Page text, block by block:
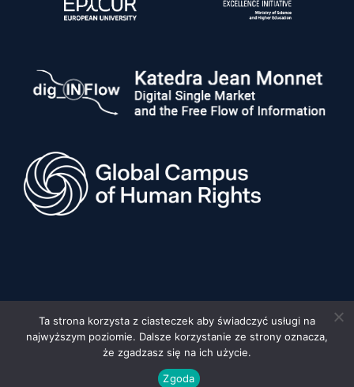
© 2026 Uniwersytet im. Adama Mickiewicza w Poznaniu, Wydział
Prawa i Administracji •Privacy policy•Deklaracja dostępności
Built by:FYD STUDIO
Ta strona korzysta z ciasteczek aby świadczyć usługi na
najwyższym poziomie. Dalsze korzystanie ze strony oznacza,
że zgadzasz się na ich użycie.
Zgoda